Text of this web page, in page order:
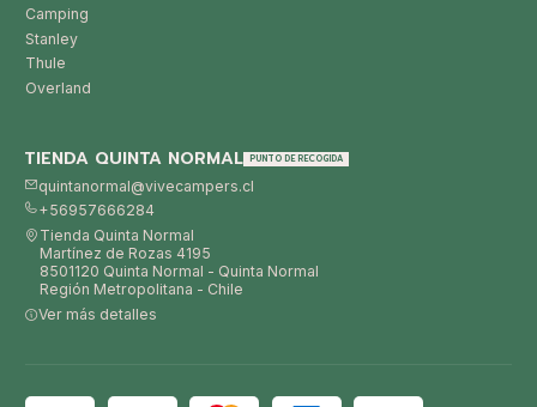
Camping
Stanley
Thule
Overland
TIENDA QUINTA NORMAL PUNTO DE RECOGIDA
quintanormal@vivecampers.cl
+56957666284
Tienda Quinta Normal
Martínez de Rozas 4195
8501120 Quinta Normal - Quinta Normal
Región Metropolitana - Chile
Ver más detalles